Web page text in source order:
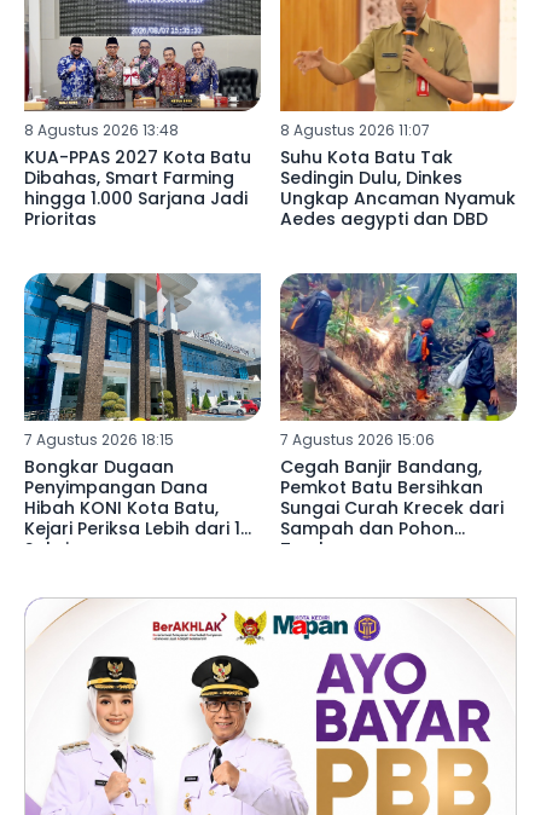
8 Agustus 2026 13:48
KUA-PPAS 2027 Kota Batu
Dibahas, Smart Farming
hingga 1.000 Sarjana Jadi
Prioritas
8 Agustus 2026 11:07
Suhu Kota Batu Tak
Sedingin Dulu, Dinkes
Ungkap Ancaman Nyamuk
Aedes aegypti dan DBD
7 Agustus 2026 18:15
Bongkar Dugaan
Penyimpangan Dana
Hibah KONI Kota Batu,
Kejari Periksa Lebih dari 15
Saksi
7 Agustus 2026 15:06
Cegah Banjir Bandang,
Pemkot Batu Bersihkan
Sungai Curah Krecek dari
Sampah dan Pohon
Tumbang